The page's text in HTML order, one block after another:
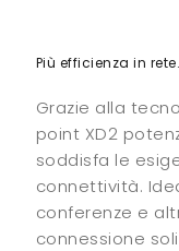
Più efficienza in rete.
Grazie alla
point XD2
soddisfa le
connettività.
conferenze e
connessione